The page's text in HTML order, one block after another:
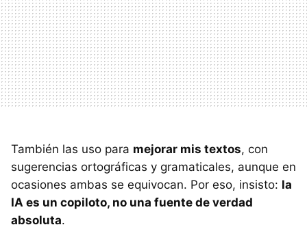
También las uso para mejorar mis textos, con
sugerencias ortográficas y gramaticales, aunque en
ocasiones ambas se equivocan. Por eso, insisto: la
IA es un copiloto, no una fuente de verdad
absoluta.